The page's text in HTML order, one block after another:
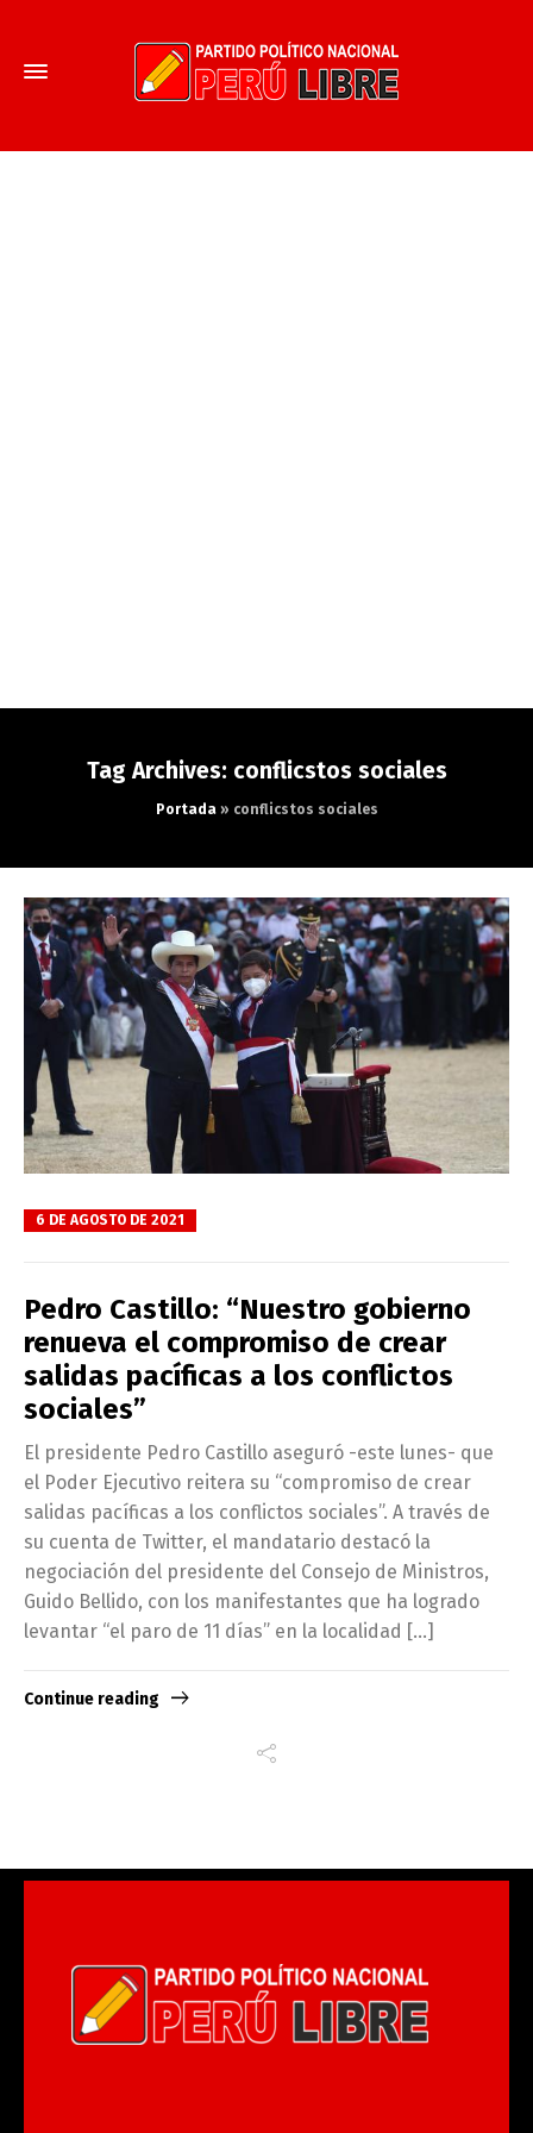
Tag Archives: conflicstos sociales
Portada» conflicstos sociales
6 DE AGOSTO DE 2021
Pedro Castillo: “Nuestro gobierno
renueva el compromiso de crear
salidas pacíficas a los conflictos
sociales”
El presidente Pedro Castillo aseguró -este lunes- que
el Poder Ejecutivo reitera su “compromiso de crear
salidas pacíficas a los conflictos sociales”. A través de
su cuenta de Twitter, el mandatario destacó la
negociación del presidente del Consejo de Ministros,
Guido Bellido, con los manifestantes que ha logrado
levantar “el paro de 11 días” en la localidad […]
Continue reading